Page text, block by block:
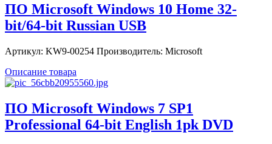
ПО Microsoft Windows 10 Home 32-
bit/64-bit Russian USB
Артикул: KW9-00254 Производитель: Microsoft
Описание товара
ПО Microsoft Windows 7 SP1
Professional 64-bit English 1pk DVD